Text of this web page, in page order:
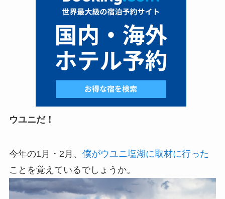
ウユニだ！
今年の1月・2月、 僕がウユニ塩湖に取材に行った
ことを覚えているでしょうか。